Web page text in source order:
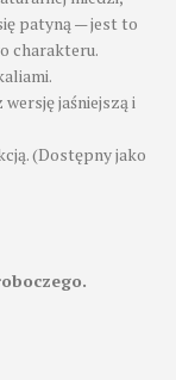
patyną — jest to
charakteru.
jaśniejszą i
(Dostępny jako